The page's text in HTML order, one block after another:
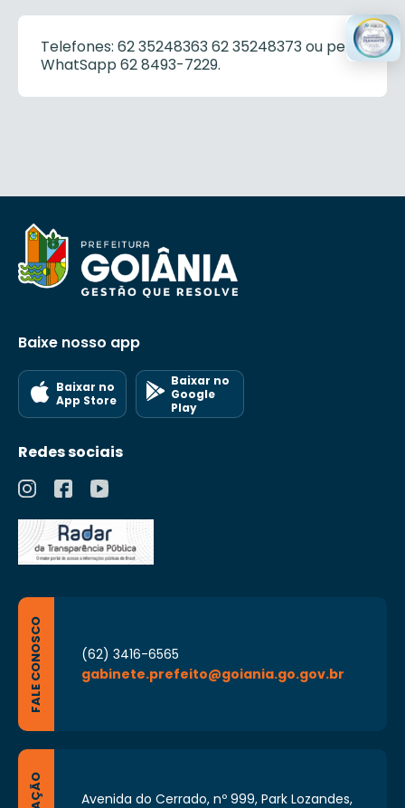
Telefones: 62 35248363 62 35248373 ou pelo
WhatSapp 62 8493-7229.
Baixe nosso app
Baixar no
App Store
Baixar no
Google
Play
Redes sociais
FALE CONOSCO
(62) 3416-6565
gabinete.prefeito@goiania.go.gov.br
Avenida do Cerrado, nº 999, Park Lozandes,